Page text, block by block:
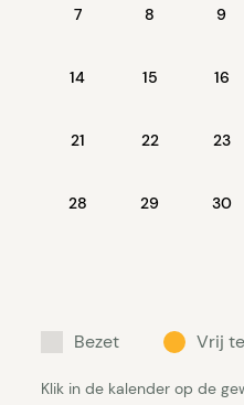
7 8 9
14 15 16
21 22 23
28 29 30
Bezet Vrij
Klik in de kalender op de